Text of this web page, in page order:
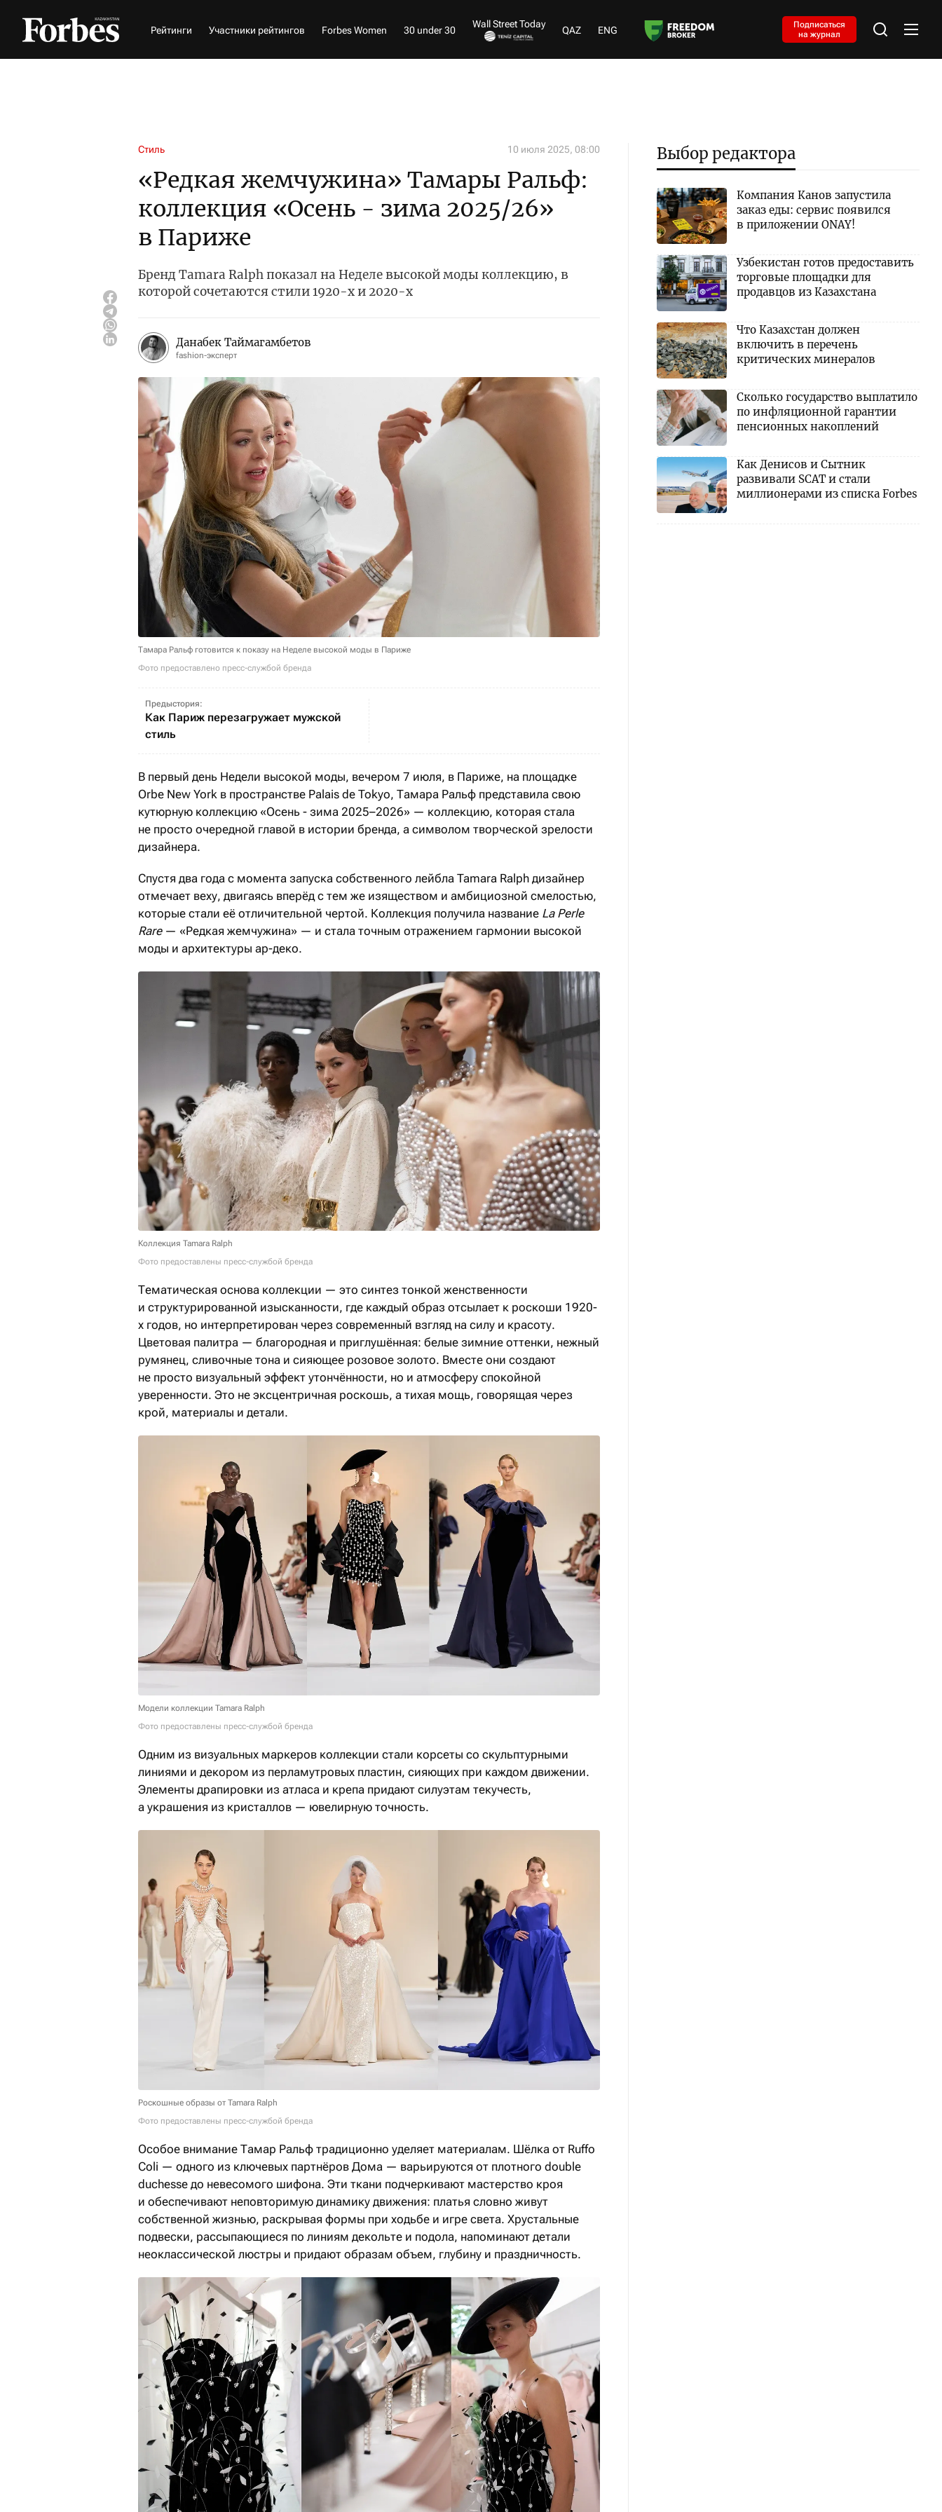
Рейтинги Участники рейтингов Forbes Women 30 under 30
Wall Street Today
QAZ ENG
Подписаться
на журнал
Стиль 10 июля 2025, 08:00
«Редкая жемчужина» Тамары Ральф:
коллекция «Осень - зима 2025/26»
в Париже
Бренд Tamara Ralph показал на Неделе высокой моды коллекцию, в
которой сочетаются стили 1920-х и 2020-х
Данабек Таймагамбетов
fashion-эксперт
Тамара Ральф готовится к показу на Неделе высокой моды в Париже
Фото предоставлено пресс-службой бренда
Предыстория:
Как Париж перезагружает мужской
стиль
В первый день Недели высокой моды, вечером 7 июля, в Париже, на площадке
Orbe New York в пространстве Palais de Tokyo, Тамара Ральф представила свою
кутюрную коллекцию «Осень - зима 2025–2026» — коллекцию, которая стала
не просто очередной главой в истории бренда, а символом творческой зрелости
дизайнера.
Спустя два года с момента запуска собственного лейбла Tamara Ralph дизайнер
отмечает веху, двигаясь вперёд с тем же изяществом и амбициозной смелостью,
которые стали её отличительной чертой. Коллекция получила название La Perle
Rare— «Редкая жемчужина» — и стала точным отражением гармонии высокой
моды и архитектуры ар-деко.
Коллекция Tamara Ralph
Фото предоставлены пресс-службой бренда
Тематическая основа коллекции — это синтез тонкой женственности
и структурированной изысканности, где каждый образ отсылает к роскоши 1920-
х годов, но интерпретирован через современный взгляд на силу и красоту.
Цветовая палитра — благородная и приглушённая: белые зимние оттенки, нежный
румянец, сливочные тона и сияющее розовое золото. Вместе они создают
не просто визуальный эффект утончённости, но и атмосферу спокойной
уверенности. Это не эксцентричная роскошь, а тихая мощь, говорящая через
крой, материалы и детали.
Модели коллекции Tamara Ralph
Фото предоставлены пресс-службой бренда
Одним из визуальных маркеров коллекции стали корсеты со скульптурными
линиями и декором из перламутровых пластин, сияющих при каждом движении.
Элементы драпировки из атласа и крепа придают силуэтам текучесть,
а украшения из кристаллов — ювелирную точность.
Роскошные образы от Tamara Ralph
Фото предоставлены пресс-службой бренда
Особое внимание Тамар Ральф традиционно уделяет материалам. Шёлка от Ruffo
Coli — одного из ключевых партнёров Дома — варьируются от плотного double
duchesse до невесомого шифона. Эти ткани подчеркивают мастерство кроя
и обеспечивают неповторимую динамику движения: платья словно живут
собственной жизнью, раскрывая формы при ходьбе и игре света. Хрустальные
подвески, рассыпающиеся по линиям декольте и подола, напоминают детали
неоклассической люстры и придают образам объем, глубину и праздничность.
Выбор редактора
Компания Канов запустила
заказ еды: сервис появился
в приложении ONAY!
Узбекистан готов предоставить
торговые площадки для
продавцов из Казахстана
Что Казахстан должен
включить в перечень
критических минералов
Сколько государство выплатило
по инфляционной гарантии
пенсионных накоплений
Как Денисов и Сытник
развивали SCAT и стали
миллионерами из списка Forbes